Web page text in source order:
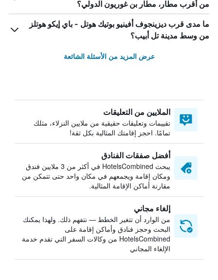
من أقرب مطار، مطار بن غوريون الدولي؟
ما مدى قرب ديزينجوف أفينيو بوتيك هوتل - باي إيكو هوتلز
من وسط مدينة تل أبيب؟
عرض المزيد من الأسئلة الشائعة
الملايين من التعليقات
تقييمات وتعليقات حقيقية من ملايين النزلاء، مثلك
تمامًا. احجز إقامتك المثالية بكل ثقة!
أفضل صفقات الفنادق
يبحث HotelsCombined في أكثر من 3 ملايين فندق
ومكان إقامة ويجمعهم في مكان واحد حتى تتمكن من
مقارنة أماكن الإقامة المثالية.
إلغاء مجاني
من الوارد أن تتغير الخطط — نتفهم ذلك. ولهذا يمكنك
البحث وحجز فنادق وأماكن إقامة على
HotelsCombined من وكالات السفر التي تقدم خدمة
الإلغاء المجاني